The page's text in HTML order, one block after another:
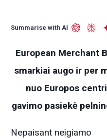
Summarise with AI
European Merchant
smarkiai augo ir per
nuo Europos
gavimo pasiekė
Nepaisant neigiamo